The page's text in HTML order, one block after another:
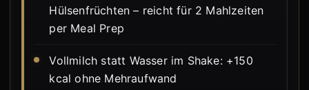
Hülsenfrüchten – reicht für 2 Mahlzeiten
per Meal Prep
Vollmilch statt Wasser im Shake: +150
kcal ohne Mehraufwand